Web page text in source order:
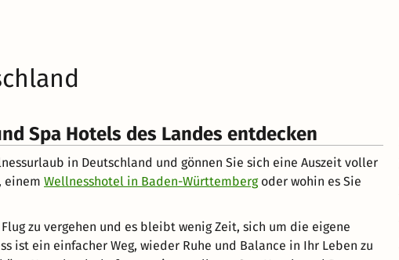
Spa Hotels des Landes entdecken
in Deutschland und gönnen Sie sich eine Auszeit voller
, einem Wellnesshotel in Baden-Württembergoder wohin es Sie
zu vergehen und es bleibt wenig Zeit, sich um die eigene
ist ein einfacher Weg, wieder Ruhe und Balance in Ihr Leben zu